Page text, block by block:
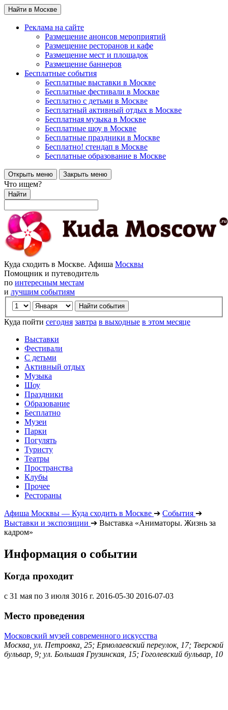
Найти в Москве
Реклама на сайте
Размещение анонсов мероприятий
Размещение ресторанов и кафе
Размещение мест и площадок
Размещение баннеров
Бесплатные события
Бесплатные выставки в Москве
Бесплатные фестивали в Москве
Бесплатно с детьми в Москве
Бесплатный активный отдых в Москве
Бесплатная музыка в Москве
Бесплатные шоу в Москве
Бесплатные праздники в Москве
Бесплатно! стендап в Москве
Бесплатные образование в Москве
Открыть меню Закрыть меню
Что ищем?
Найти
Куда сходить в Москве. Афиша Москвы
Помощник и путеводитель
по интересным местам
и лучшим событиям
Куда пойти сегодня завтра в выходные в этом месяце
Выставки
Фестивали
С детьми
Активный отдых
Музыка
Шоу
Праздники
Образование
Бесплатно
Музеи
Парки
Погулять
Туристу
Театры
Пространства
Клубы
Прочее
Рестораны
Афиша Москвы — Куда сходить в Москве ➔ События ➔
Выставки и экспозиции ➔ Выставка «Аниматоры. Жизнь за
кадром»
Информация о событии
Когда проходит
с 31 мая по 3 июля 3016 г. 2016-05-30 2016-07-03
Место проведения
Московский музей современного искусства
Москва, ул. Петровка, 25; Ермолаевский переулок, 17; Тверской
бульвар, 9; ул. Большая Грузинская, 15; Гоголевский бульвар, 10